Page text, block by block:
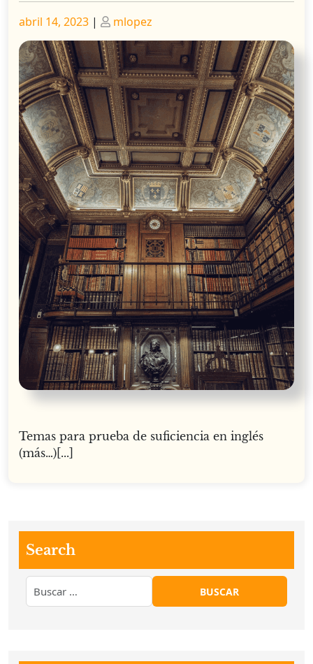
Publicado
abril 14, 2023 | Publicado
mlopez
Temas para prueba de suficiencia en inglés
(más…)[...]
Search